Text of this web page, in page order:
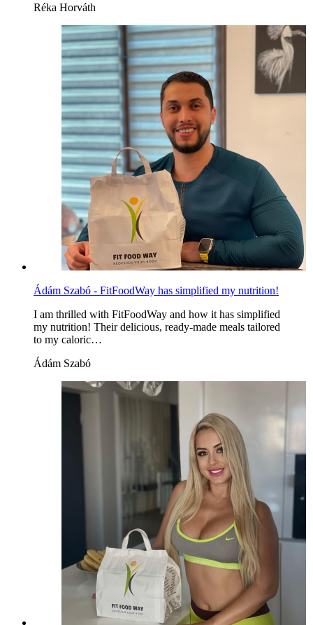
Réka Horváth
Ádám Szabó - FitFoodWay has simplified my nutrition!
I am thrilled with FitFoodWay and how it has simplified
my nutrition! Their delicious, ready-made meals tailored
to my caloric…
Ádám Szabó